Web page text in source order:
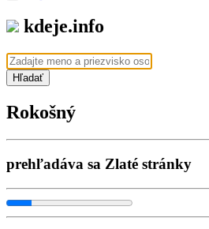
kdeje.info
Hľadať
Rokošný
prehľadáva sa Zlaté stránky